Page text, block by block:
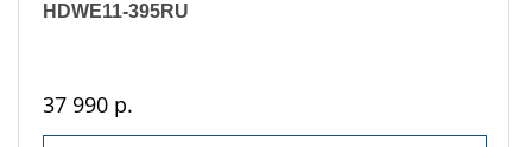
HDWE11-395RU
37 990 р.